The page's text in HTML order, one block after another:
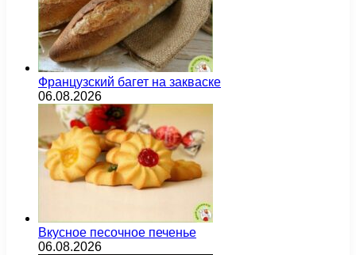
Французский багет на закваске
06.08.2026
Вкусное песочное печенье
06.08.2026